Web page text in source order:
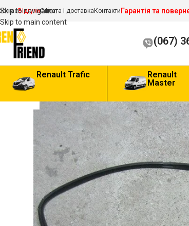
Skip to navigation
Skip to main content
насВідгукиОплата і доставка КонтактиГарантія та
(067)
Renault Trafic
Renault
Master